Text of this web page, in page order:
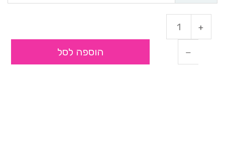
הוספה לסל